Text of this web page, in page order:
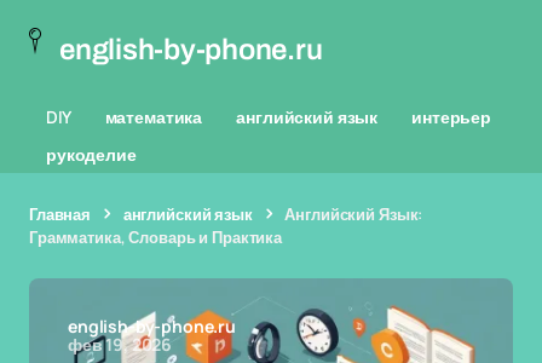
english-by-phone.ru
DIY математика английский язык
интерьер
рукоделие
Главная английский язык
Английский Язык:
Грамматика, Словарь и Практика
english-by-phone.ru
фев 19, 2026